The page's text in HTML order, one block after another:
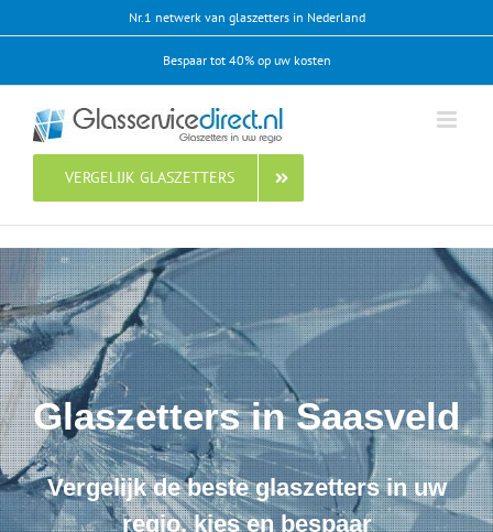
naar
Nr.1 netwerk van glaszetters in Nederland
Bespaar tot 40% op uw kosten
VERGELIJK GLASZETTERS
Glaszetters in Saasveld
Vergelijk de beste glaszetters in uw
regio, kies en bespaar